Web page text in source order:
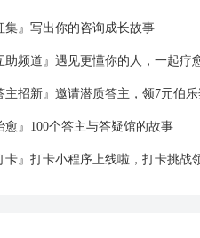
集』写出你的咨询成长故事
助频道』遇见更懂你的人，一起疗
主招新』邀请潜质答主，领7元伯
愈』100个答主与答疑馆的故事
卡』打卡小程序上线啦，打卡挑战